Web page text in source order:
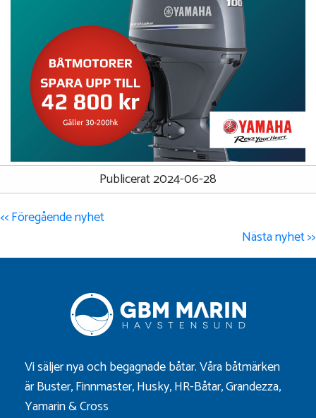
Publicerat 2024-06-28
<< Föregående nyhet
Nästa nyhet >>
Vi säljer nya och begagnade båtar. Våra båtmärken
ärBuster,Finnmaster,Husky,HR-Båtar,Grandezza,
Yamarin&Cross